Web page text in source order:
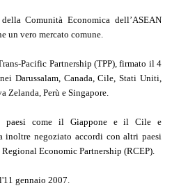
Comunità Economica dell’ASEAN
un vero mercato comune.
Pacific Partnership (TPP), firmato il 4
Darussalam, Canada, Cile, Stati Uniti,
Zelanda, Perù e Singapore.
paesi come il Giappone e il Cile e
inoltre negoziato accordi con altri paesi
Economic Partnership (RCEP).
gennaio 2007.